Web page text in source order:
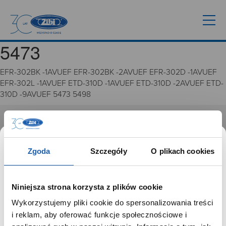
Zgoda Szczegóły O plikach cookies
Niniejsza strona korzysta z plików cookie
Wykorzystujemy pliki cookie do spersonalizowania treści
i reklam, aby oferować funkcje społecznościowe i
5473
EFR-302BK -1AVUEF EFR-302BK -2AVUEF EFR-302D -1AVUEF
EFR-302L -1AVUEF ETD-310D -1AVUEF ETD-310D -2AVUEF ETD-
310D -9AVUEF 5473 5498
GRUPA ZIBI
Historia
Kariera
Zgoda na ciasteczka
SZANOWNY UŻYTKOWNIKU,